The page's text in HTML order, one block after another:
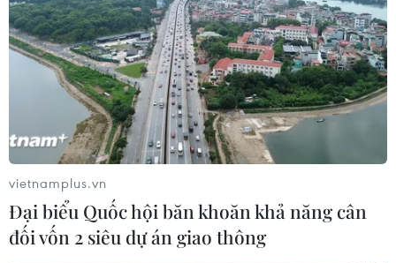
nhãn hiệu nổi tiếng tại Đắk Lắk
04/08/2026 14:34
Ba tỉnh biên giới đề xuất giải pháp
tăng hiệu quả chống buôn lậu thuốc
lá
04/08/2026 14:20
Xử phạt người đăng tải tin sai sự thật
vietnamplus.vn
Đại biểu Quốc hội băn khoăn khả năng cân
đối vốn 2 siêu dự án giao thông